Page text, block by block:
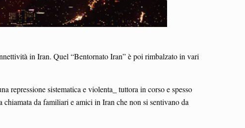
in Iran. Quel “Bentornato Iran” è poi rimbalzato in vari
repressione sistematica e violenta_ tuttora in corso e spesso
da familiari e amici in Iran che non si sentivano da